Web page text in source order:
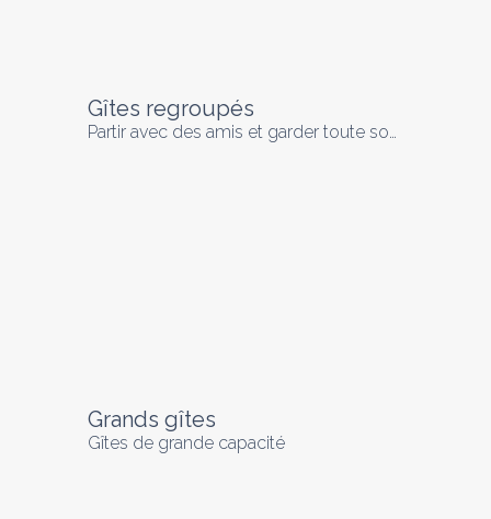
Gîtes regroupés
Partir avec des amis et garder toute son indépendance
Grands gîtes
Gîtes de grande capacité